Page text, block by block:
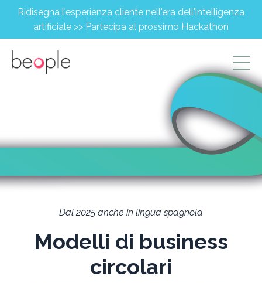
Ridisegna l'esperienza cliente nell'era dell'intelligenza
artificiale >> Partecipa al prossimo Hackathon
Dal 2025 anche in lingua spagnola
Modelli di business
circolari